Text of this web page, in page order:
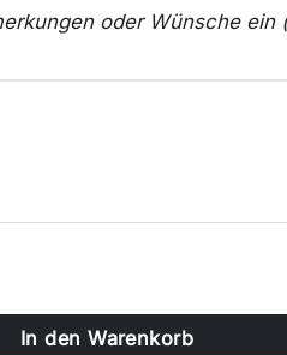
oder Wünsche ein
Anthrazit Glatt beidseitig
In den Warenkorb